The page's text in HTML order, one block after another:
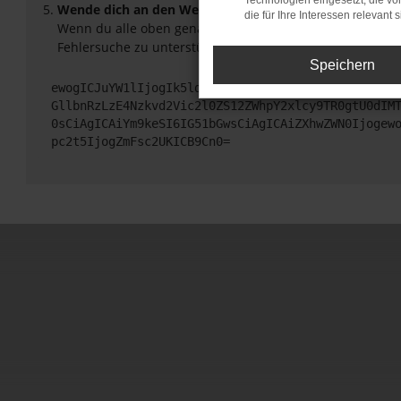
Wende dich an den Webseitenbetreiber.
Wenn du alle oben genannten Schritte versucht hast,
Fehlersuche zu unterstützen:
pc2t5IjogZmFsc2UKICB9Cn0=
die für Ihre Interessen relevant
Speichern